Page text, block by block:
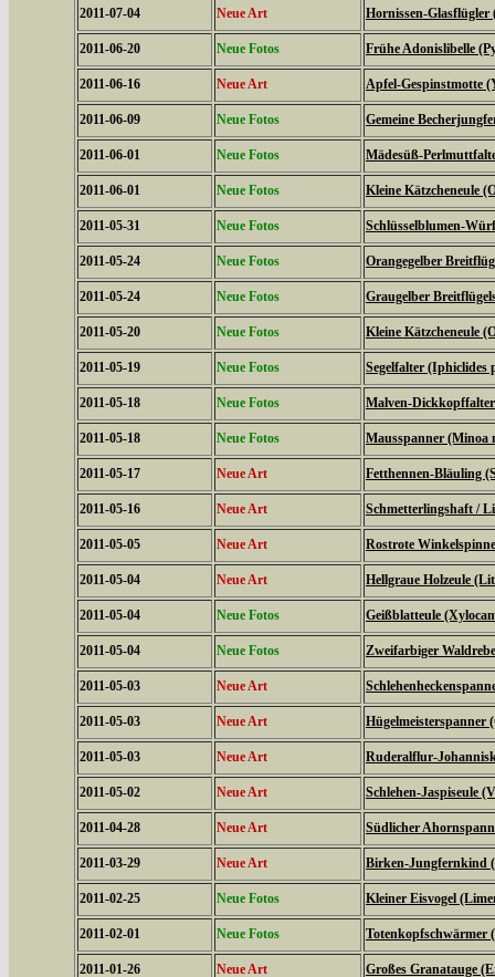
2011-07-04 Neue Art Hornissen-Glasflügler
2011-06-20 Neue Fotos Frühe Adonislibelle
2011-06-16 Neue Art Apfel-Gespinstmotte
2011-06-09 Neue Fotos Gemeine
2011-06-01 Neue Fotos Mädesüß-
2011-06-01 Neue Fotos Kleine Kätzcheneule
2011-05-31 Neue Fotos Schlüsselblumen-
2011-05-24 Neue Fotos Orangegelber
2011-05-24 Neue Fotos Graugelber
2011-05-20 Neue Fotos Kleine Kätzcheneule
2011-05-19 Neue Fotos Segelfalter (Iphiclides
2011-05-18 Neue Fotos Malven-
2011-05-18 Neue Fotos Mausspanner (Minoa
2011-05-17 Neue Art Fetthennen-Bläuling
2011-05-16 Neue Art Schmetterlingshaft /
2011-05-05 Neue Art Rostrote
2011-05-04 Neue Art Hellgraue Holzeule
2011-05-04 Neue Fotos Geißblatteule
2011-05-04 Neue Fotos Zweifarbiger
2011-05-03 Neue Art
2011-05-03 Neue Art Hügelmeisterspanner
2011-05-03 Neue Art Ruderalflur-
2011-05-02 Neue Art Schlehen-Jaspiseule
2011-04-28 Neue Art Südlicher
2011-03-29 Neue Art Birken-Jungfernkind
2011-02-25 Neue Fotos Kleiner Eisvogel
2011-02-01 Neue Fotos Totenkopfschwärmer
2011-01-26 Neue Art Großes Granatauge